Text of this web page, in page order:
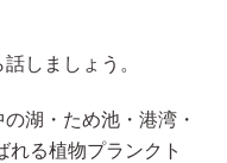
しましょう。
湖・ため池・港湾・
れる植物プランクト